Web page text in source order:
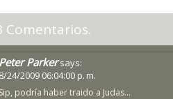
Comentarios.
Peter Parker says:
8/24/2009 06:04:00 p. m.
Sip, podría haber traido a Judas...